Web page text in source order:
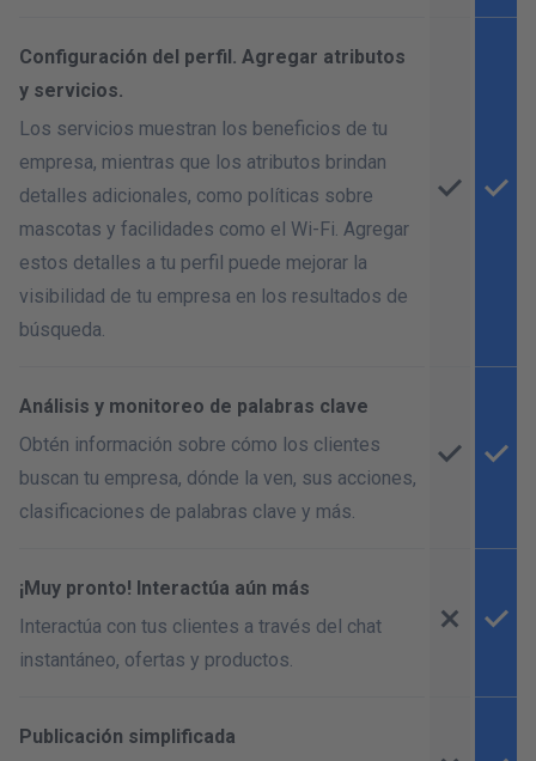
Configuración del perfil. Agregar atributos
y servicios.
Los servicios muestran los beneficios de tu
empresa, mientras que los atributos brindan
detalles adicionales, como políticas sobre
mascotas y facilidades como el Wi-Fi. Agregar
estos detalles a tu perfil puede mejorar la
visibilidad de tu empresa en los resultados de
búsqueda.
Análisis y monitoreo de palabras clave
Obtén información sobre cómo los clientes
buscan tu empresa, dónde la ven, sus acciones,
clasificaciones de palabras clave y más.
¡Muy pronto! Interactúa aún más
Interactúa con tus clientes a través del chat
instantáneo, ofertas y productos.
Publicación simplificada